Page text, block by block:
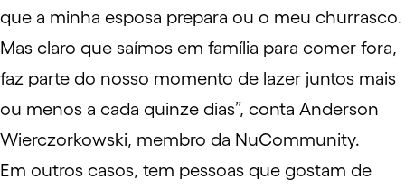
que a minha esposa prepara ou o meu churrasco.
Mas claro que saímos em família para comer fora,
faz parte do nosso momento de lazer juntos mais
ou menos a cada quinze dias”, conta Anderson
Wierczorkowski, membro da NuCommunity.
Em outros casos, tem pessoas que gostam de